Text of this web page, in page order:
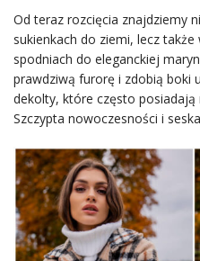
Od teraz rozcięcia znajdziemy
sukienkach do ziemi, lecz także
spodniach do eleganckiej
prawdziwą furorę i zdobią boki
dekolty, które często posiadają
Szczypta nowoczesności i